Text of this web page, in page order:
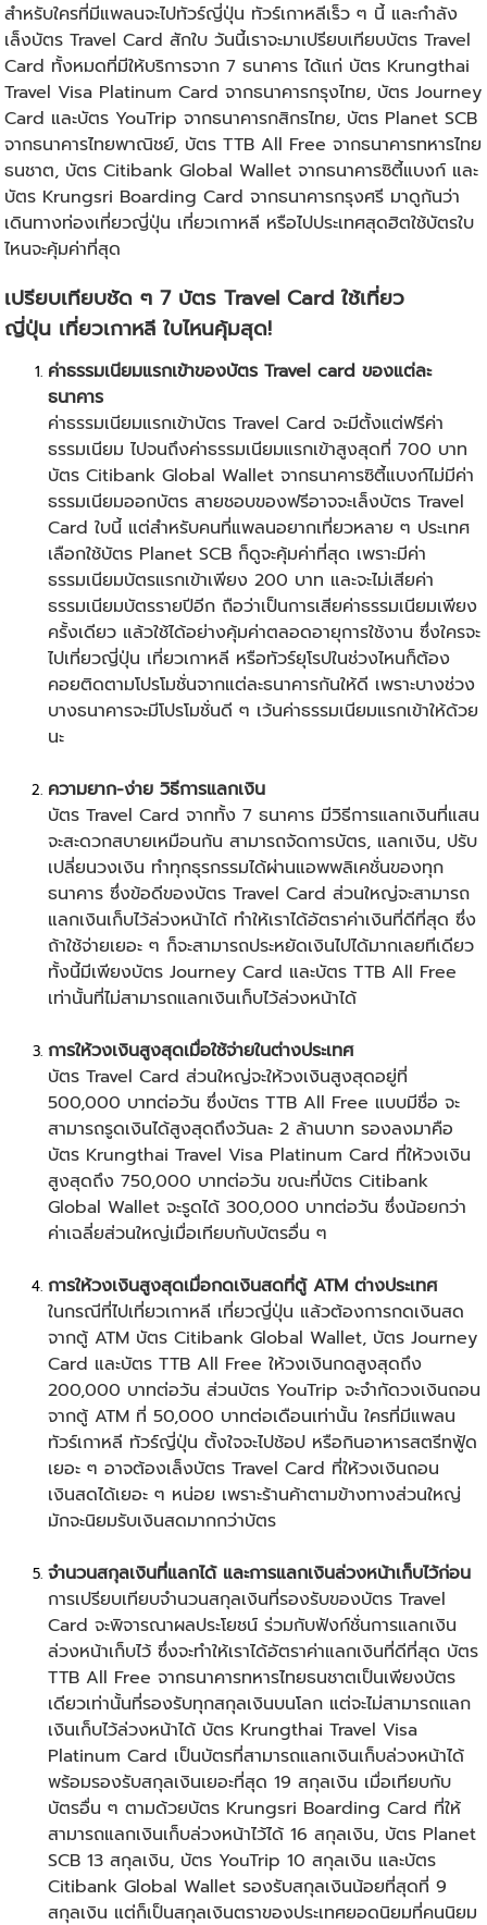
สำหรับใครที่มีแพลนจะไปทัวร์ญี่ปุ่น ทัวร์เกาหลีเร็ว ๆ นี้ และกำลัง
เล็งบัตร Travel Card สักใบ วันนี้เราจะมาเปรียบเทียบบัตร Travel
Card ทั้งหมดที่มีให้บริการจาก 7 ธนาคาร ได้แก่ บัตร Krungthai
Travel Visa Platinum Card จากธนาคารกรุงไทย, บัตร Journey
Card และบัตร YouTrip จากธนาคารกสิกรไทย, บัตร Planet SCB
จากธนาคารไทยพาณิชย์, บัตร TTB All Free จากธนาคารทหารไทย
ธนชาต, บัตร Citibank Global Wallet จากธนาคารซิตี้แบงก์ และ
บัตร Krungsri Boarding Card จากธนาคารกรุงศรี มาดูกันว่า
เดินทางท่องเที่ยวญี่ปุ่น เที่ยวเกาหลี หรือไปประเทศสุดฮิตใช้บัตรใบ
ไหนจะคุ้มค่าที่สุด
เปรียบเทียบชัด ๆ 7 บัตร Travel Card ใช้เที่ยว
ญี่ปุ่น เที่ยวเกาหลี ใบไหนคุ้มสุด!
ค่าธรรมเนียมแรกเข้าของบัตร Travel card ของแต่ละ
ธนาคาร
ค่าธรรมเนียมแรกเข้าบัตร Travel Card จะมีตั้งแต่ฟรีค่า
ธรรมเนียม ไปจนถึงค่าธรรมเนียมแรกเข้าสูงสุดที่ 700 บาท
บัตร Citibank Global Wallet จากธนาคารซิตี้แบงก์ไม่มีค่า
ธรรมเนียมออกบัตร สายชอบของฟรีอาจจะเล็งบัตร Travel
Card ใบนี้ แต่สำหรับคนที่แพลนอยากเที่ยวหลาย ๆ ประเทศ
เลือกใช้บัตร Planet SCB ก็ดูจะคุ้มค่าที่สุด เพราะมีค่า
ธรรมเนียมบัตรแรกเข้าเพียง 200 บาท และจะไม่เสียค่า
ธรรมเนียมบัตรรายปีอีก ถือว่าเป็นการเสียค่าธรรมเนียมเพียง
ครั้งเดียว แล้วใช้ได้อย่างคุ้มค่าตลอดอายุการใช้งาน ซึ่งใครจะ
ไปเที่ยวญี่ปุ่น เที่ยวเกาหลี หรือทัวร์ยุโรปในช่วงไหนก็ต้อง
คอยติดตามโปรโมชั่นจากแต่ละธนาคารกันให้ดี เพราะบางช่วง
บางธนาคารจะมีโปรโมชั่นดี ๆ เว้นค่าธรรมเนียมแรกเข้าให้ด้วย
นะ
ความยาก-ง่าย วิธีการแลกเงิน
บัตร Travel Card จากทั้ง 7 ธนาคาร มีวิธีการแลกเงินที่แสน
จะสะดวกสบายเหมือนกัน สามารถจัดการบัตร, แลกเงิน, ปรับ
เปลี่ยนวงเงิน ทำทุกธุรกรรมได้ผ่านแอพพลิเคชั่นของทุก
ธนาคาร ซึ่งข้อดีของบัตร Travel Card ส่วนใหญ่จะสามารถ
แลกเงินเก็บไว้ล่วงหน้าได้ ทำให้เราได้อัตราค่าเงินที่ดีที่สุด ซึ่ง
ถ้าใช้จ่ายเยอะ ๆ ก็จะสามารถประหยัดเงินไปได้มากเลยทีเดียว
ทั้งนี้มีเพียงบัตร Journey Card และบัตร TTB All Free
เท่านั้นที่ไม่สามารถแลกเงินเก็บไว้ล่วงหน้าได้
การให้วงเงินสูงสุดเมื่อใช้จ่ายในต่างประเทศ
บัตร Travel Card ส่วนใหญ่จะให้วงเงินสูงสุดอยู่ที่
500,000 บาทต่อวัน ซึ่งบัตร TTB All Free แบบมีชื่อ จะ
สามารถรูดเงินได้สูงสุดถึงวันละ 2 ล้านบาท รองลงมาคือ
บัตร Krungthai Travel Visa Platinum Card ที่ให้วงเงิน
สูงสุดถึง 750,000 บาทต่อวัน ขณะที่บัตร Citibank
Global Wallet จะรูดได้ 300,000 บาทต่อวัน ซึ่งน้อยกว่า
ค่าเฉลี่ยส่วนใหญ่เมื่อเทียบกับบัตรอื่น ๆ
การให้วงเงินสูงสุดเมื่อกดเงินสดที่ตู้ ATM ต่างประเทศ
ในกรณีที่ไปเที่ยวเกาหลี เที่ยวญี่ปุ่น แล้วต้องการกดเงินสด
จากตู้ ATM บัตร Citibank Global Wallet, บัตร Journey
Card และบัตร TTB All Free ให้วงเงินกดสูงสุดถึง
200,000 บาทต่อวัน ส่วนบัตร YouTrip จะจำกัดวงเงินถอน
จากตู้ ATM ที่ 50,000 บาทต่อเดือนเท่านั้น ใครที่มีแพลน
ทัวร์เกาหลี ทัวร์ญี่ปุ่น ตั้งใจจะไปช้อป หรือกินอาหารสตรีทฟู้ด
เยอะ ๆ อาจต้องเล็งบัตร Travel Card ที่ให้วงเงินถอน
เงินสดได้เยอะ ๆ หน่อย เพราะร้านค้าตามข้างทางส่วนใหญ่
มักจะนิยมรับเงินสดมากกว่าบัตร
จำนวนสกุลเงินที่แลกได้ และการแลกเงินล่วงหน้าเก็บไว้ก่อน
การเปรียบเทียบจำนวนสกุลเงินที่รองรับของบัตร Travel
Card จะพิจารณาผลประโยชน์ ร่วมกับฟังก์ชั่นการแลกเงิน
ล่วงหน้าเก็บไว้ ซึ่งจะทำให้เราได้อัตราค่าแลกเงินที่ดีที่สุด บัตร
TTB All Free จากธนาคารทหารไทยธนชาตเป็นเพียงบัตร
เดียวเท่านั้นที่รองรับทุกสกุลเงินบนโลก แต่จะไม่สามารถแลก
เงินเก็บไว้ล่วงหน้าได้ บัตร Krungthai Travel Visa
Platinum Card เป็นบัตรที่สามารถแลกเงินเก็บล่วงหน้าได้
พร้อมรองรับสกุลเงินเยอะที่สุด 19 สกุลเงิน เมื่อเทียบกับ
บัตรอื่น ๆ ตามด้วยบัตร Krungsri Boarding Card ที่ให้
สามารถแลกเงินเก็บล่วงหน้าไว้ได้ 16 สกุลเงิน, บัตร Planet
SCB 13 สกุลเงิน, บัตร YouTrip 10 สกุลเงิน และบัตร
Citibank Global Wallet รองรับสกุลเงินน้อยที่สุดที่ 9
สกุลเงิน แต่ก็เป็นสกุลเงินตราของประเทศยอดนิยมที่คนนิยม